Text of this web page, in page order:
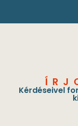
Kérdéseivel